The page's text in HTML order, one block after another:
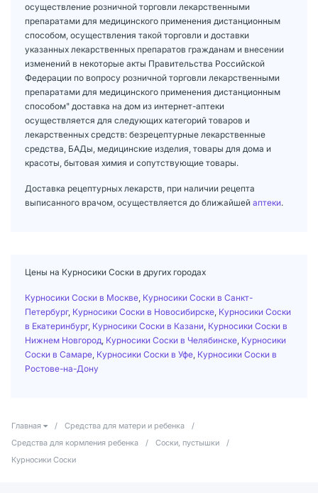
осуществление розничной торговли лекарственными
препаратами для медицинского применения дистанционным
способом, осуществления такой торговли и доставки
указанных лекарственных препаратов гражданам и внесении
изменений в некоторые акты Правительства Российской
Федерации по вопросу розничной торговли лекарственными
препаратами для медицинского применения дистанционным
способом" доставка на дом из интернет-аптеки
осуществляется для следующих категорий товаров и
лекарственных средств: безрецептурные лекарственные
средства, БАДы, медицинские изделия, товары для дома и
красоты, бытовая химия и сопутствующие товары.
Доставка рецептурных лекарств, при наличии рецепта
выписанного врачом, осуществляется до ближайшей аптеки.
Цены на Курносики Соски в других городах
Курносики Соски в Москве Курносики Соски в Санкт-
Петербург, Курносики Соски в Новосибирске Курносики Соски
в Екатеринбург, Курносики Соски в Казани Курносики Соски в
Нижнем Новгород Курносики Соски в Челябинске Курносики
Соски в Самаре Курносики Соски в Уфе Курносики Соски в
Ростове-на-Дону
Главная / Средства для матери и ребенка
/
Средства для кормления ребенка
/ Соски, пустышки
/
Курносики Соски